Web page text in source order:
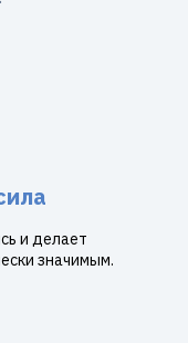
и делает
значимым.